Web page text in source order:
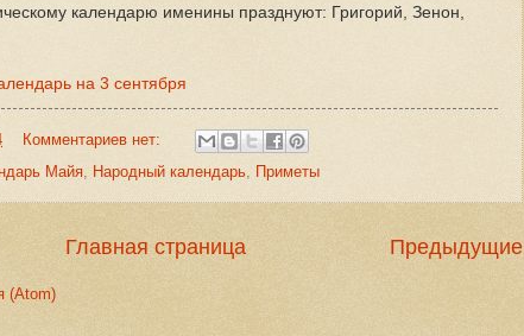
календарю именины празднуют: Григорий, Зенон,
на 3 сентября
Комментариев нет:
Майя Народный календарь Приметы
Предыдущие
Главная страница
(Atom)